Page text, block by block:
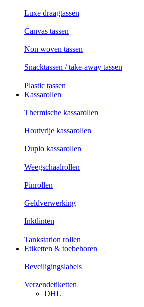
Luxe draagtassen
Canvas tassen
Non woven tassen
Snacktassen / take-away tassen
Plastic tassen
Kassarollen
Thermische kassarollen
Houtvrije kassarollen
Duplo kassarollen
Weegschaalrollen
Pinrollen
Geldverwerking
Inktlinten
Tankstation rollen
Etiketten & toebehoren
Beveiligingslabels
Verzendetiketten
DHL